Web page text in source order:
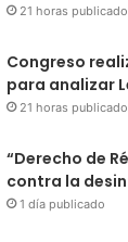
21 horas publicado
Congreso
para analizar
21 horas publicado
“Derecho de
contra la
1 día publicado